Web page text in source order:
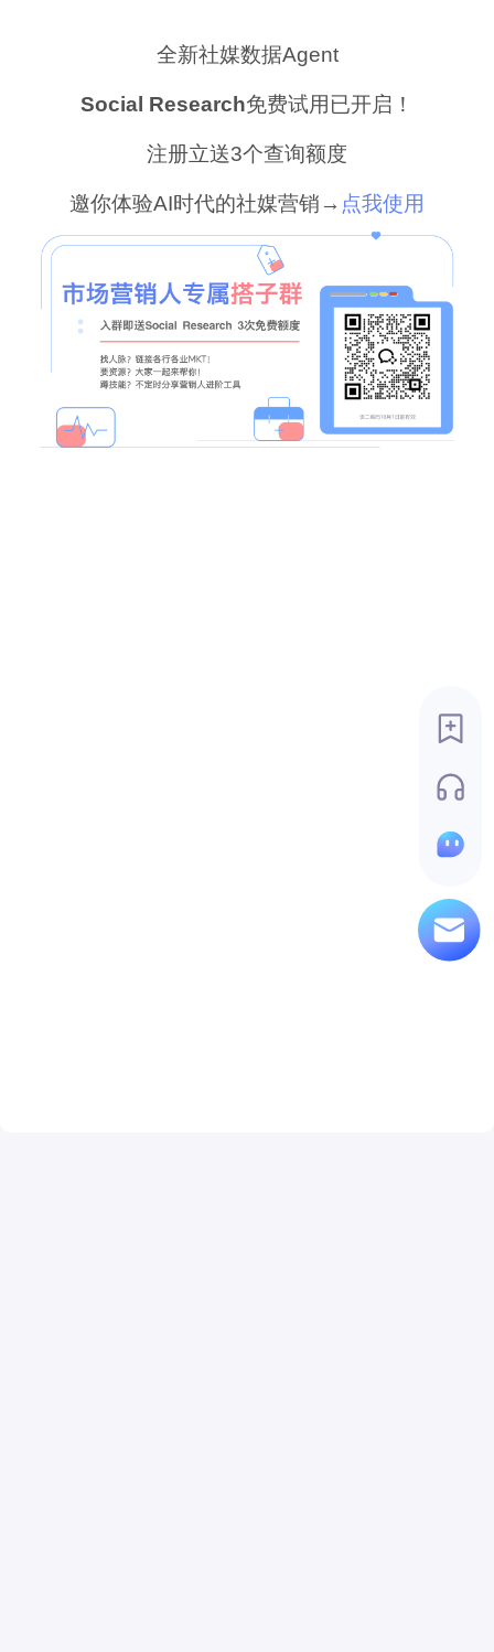
全新社媒数据Agent
Social Research免费试用已开启！
注册立送3个查询额度
邀你体验AI时代的社媒营销→ 点我使用